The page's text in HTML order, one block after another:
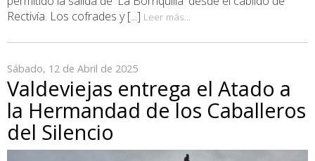
Rectivía. Los cofrades y [...] Leer más...
Sábado, 12 de Abril de 2025
Valdeviejas entrega el Atado a
la Hermandad de los Caballeros
del Silencio